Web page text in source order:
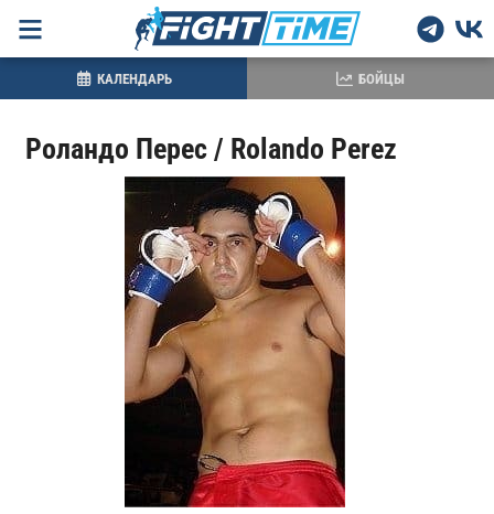
Роландо Перес / Rolando Perez
КАЛЕНДАРЬ БОЙЦЫ